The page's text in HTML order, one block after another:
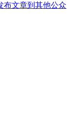
布文章到其他公众